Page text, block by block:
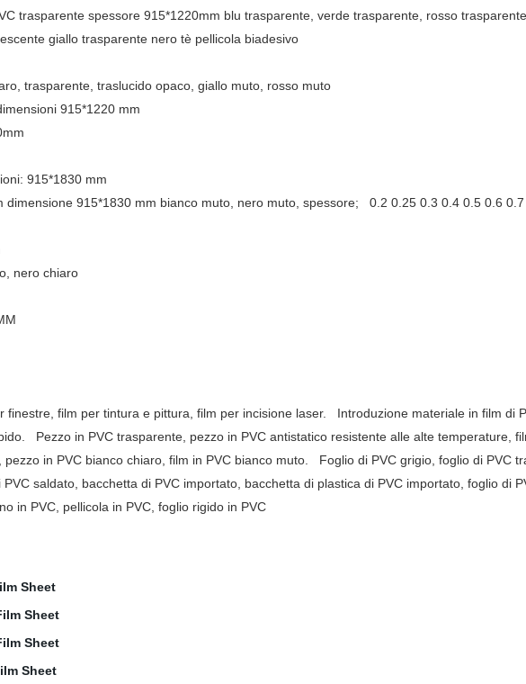
trasparente spessore 915*1220mm blu trasparente, verde trasparente, rosso
giallo trasparente nero tè pellicola biadesivo
trasparente, traslucido opaco, giallo muto, rosso muto
915*1220 mm
915*1830 mm
dimensione 915*1830 mm bianco muto, nero muto, spessore;
0.2 0.25 0.3 0.4 0.5 0.6
nero chiaro
film per tintura e pittura, film per incisione laser.
Introduzione materiale in film di
Pezzo in PVC trasparente, pezzo in PVC antistatico resistente alle alte temperature,
in PVC bianco chiaro, film in PVC bianco muto.
Foglio di PVC grigio, foglio di PVC
saldato, bacchetta di PVC importato, bacchetta di plastica di PVC importato, foglio di
in PVC, pellicola in PVC, foglio rigido in PVC